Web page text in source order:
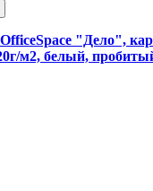
"Дело",
м2, белый,